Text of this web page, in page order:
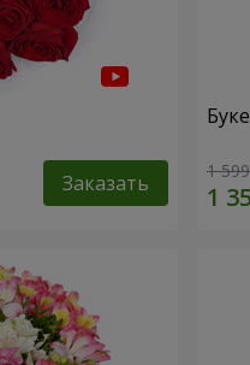
Заказать 1